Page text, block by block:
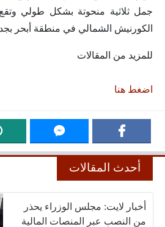
جمل ثلاثية منحوتة بشكل طولي
الكورنيش الشمالي في منطقة أبحر
للمزيد من المقالات
اضغط هنا
أحدث المقالات
أخبار لايت: مجلس الوزراء يحذر
من النصب عبر المنصات المالية